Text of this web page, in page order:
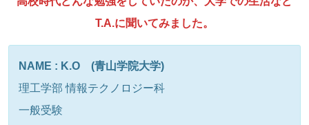
T.A.に聞いてみました。
NAME : K.O (青山学院大学)
理工学部 情報テクノロジー科
一般受験